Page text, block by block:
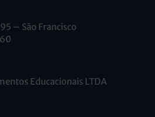
– São Francisco
Educacionais LTDA